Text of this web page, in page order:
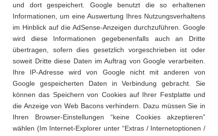
und dort gespeichert. Google benutzt die so erhaltenen
Informationen, um eine Auswertung Ihres Nutzungsverhaltens
im Hinblick auf die AdSense-Anzeigen durchzuführen. Google
wird diese Informationen gegebenenfalls auch an Dritte
übertragen, sofern dies gesetzlich vorgeschrieben ist oder
soweit Dritte diese Daten im Auftrag von Google verarbeiten.
Ihre IP-Adresse wird von Google nicht mit anderen von
Google gespeicherten Daten in Verbindung gebracht. Sie
können das Speichern von Cookies auf Ihrer Festplatte und
die Anzeige von Web Bacons verhindern. Dazu müssen Sie in
Ihren Browser-Einstellungen “keine Cookies akzeptieren”
wählen (Im Internet-Explorer unter “Extras / Internetoptionen /